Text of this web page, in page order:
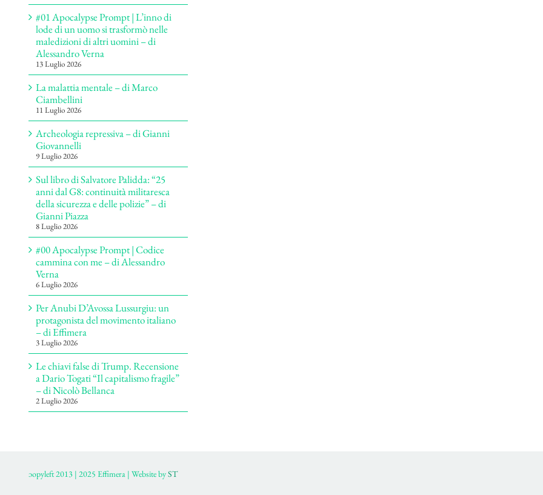
#01 Apocalypse Prompt | L’inno di
lode di un uomo si trasformò nelle
maledizioni di altri uomini – di
Alessandro Verna
13 Luglio 2026
La malattia mentale – di Marco
Ciambellini
11 Luglio 2026
Archeologia repressiva – di Gianni
Giovannelli
9 Luglio 2026
Sul libro di Salvatore Palidda: “25
anni dal G8: continuità militaresca
della sicurezza e delle polizie” – di
Gianni Piazza
8 Luglio 2026
#00 Apocalypse Prompt | Codice
cammina con me – di Alessandro
Verna
6 Luglio 2026
Per Anubi D’Avossa Lussurgiu: un
protagonista del movimento italiano
– di Effimera
3 Luglio 2026
Le chiavi false di Trump. Recensione
a Dario Togati “Il capitalismo fragile”
– di Nicolò Bellanca
2 Luglio 2026
ɔopyleft 2013 | 2025 Effimera | Website byST